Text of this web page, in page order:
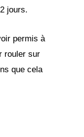
jours.
permis à
rouler sur
que cela